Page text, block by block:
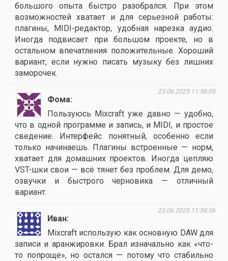
большого опыта быстро разобрался. При этом
возможностей хватает и для серьезной работы:
плагины, MIDI-редактор, удобная нарезка аудио.
Иногда подвисает при большом проекте, но в
остальном впечатления положительные. Хороший
вариант, если нужно писать музыку без лишних
заморочек.
Фома
23.06.2025 11:58:05
Пользуюсь Mixcraft уже давно — удобно,
что в одной программе и запись, и MIDI, и простое
сведение. Интерфейс понятный, особенно если
только начинаешь. Плагины встроенные — норм,
хватает для домашних проектов. Иногда цепляю
VST-шки свои — всё тянет без проблем. Для демо,
озвучки и быстрого черновика — отличный
вариант.
Иван
23.06.2025 11:58:56
Mixcraft использую как основную DAW для
записи и аранжировки. Брал изначально как «что-
то попроще», но остался — потому что стабильно